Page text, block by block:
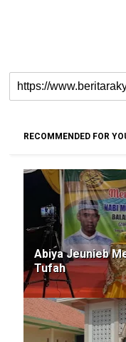
RECOMMENDED FOR
Abiya Jeunieb
Tufah